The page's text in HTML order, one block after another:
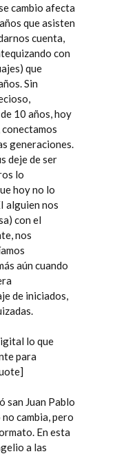
cambio afecta
que asisten
cuenta,
con
que
Sin
10 años, hoy
conectamos
generaciones.
deje de ser
lo
hoy no lo
alguien nos
con el
nos
aún cuando
de iniciados,
lo que
para
san Juan Pablo
cambia, pero
En esta
a las